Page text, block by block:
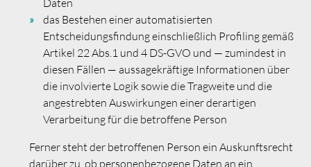
Daten
das Bestehen einer automatisierten
Entscheidungsfindung einschließlich Profiling gemäß
Artikel 22 Abs.1 und 4 DS-GVO und — zumindest in
diesen Fällen — aussagekräftige Informationen über
die involvierte Logik sowie die Tragweite und die
angestrebten Auswirkungen einer derartigen
Verarbeitung für die betroffene Person
Ferner steht der betroffenen Person ein Auskunftsrecht
darüber zu, ob personenbezogene Daten an ein